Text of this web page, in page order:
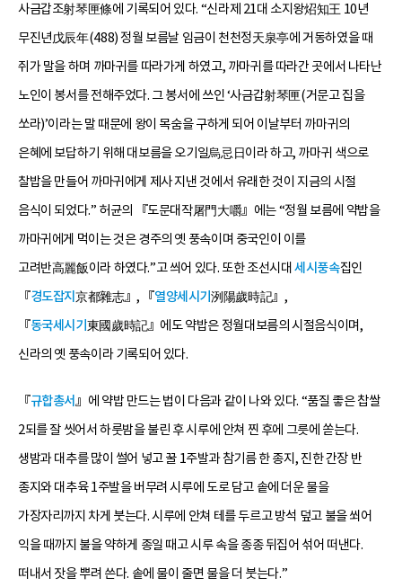
사금갑조射琴匣條에 기록되어 있다. “신라제 21대 소지왕炤知王 10년
무진년戊辰年(488) 정월 보름날 임금이 천천정天泉亭에 거동하였을 때
쥐가 말을 하며 까마귀를 따라가게 하였고, 까마귀를 따라간 곳에서 나타난
노인이 봉서를 전해주었다. 그 봉서에 쓰인 ‘사금갑射琴匣(거문고 집을
쏘라)’이라는 말 때문에 왕이 목숨을 구하게 되어 이날부터 까마귀의
은혜에 보답하기 위해 대보름을 오기일烏忌日이라 하고, 까마귀 색으로
찰밥을 만들어 까마귀에게 제사 지낸 것에서 유래한 것이 지금의 시절
음식이 되었다.” 허균의 『도문대작屠門大嚼』에는 “정월 보름에 약밥을
까마귀에게 먹이는 것은 경주의 옛 풍속이며 중국인이 이를
고려반高麗飯이라 하였다.”고 씌어 있다. 또한 조선시대세시풍속집인
『경도잡지京都雜志』, 『열양세시기洌陽歲時記』,
『동국세시기 東國歲時記』에도 약밥은 정월대보름의 시절음식이며,
신라의 옛 풍속이라 기록되어 있다.
『규합총서』에 약밥 만드는 법이 다음과 같이 나와 있다. “품질 좋은 찹쌀
2되를 잘 씻어서 하룻밤을 불린 후 시루에 안쳐 찐 후에 그릇에 쏟는다.
생밤과 대추를 많이 썰어 넣고 꿀 1주발과 참기름 한 종지, 진한 간장 반
종지와 대추육 1주발을 버무려 시루에 도로 담고 솥에 더운 물을
가장자리까지 차게 붓는다. 시루에 안쳐 테를 두르고 방석 덮고 불을 쐬어
익을 때까지 불을 약하게 종일 때고 시루 속을 종종 뒤집어 섞어 떠낸다.
떠내서 잣을 뿌려 쓴다. 솥에 물이 줄면 물을 더 붓는다.”